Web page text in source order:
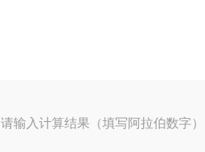
请输入计算结果（填写阿拉伯数字